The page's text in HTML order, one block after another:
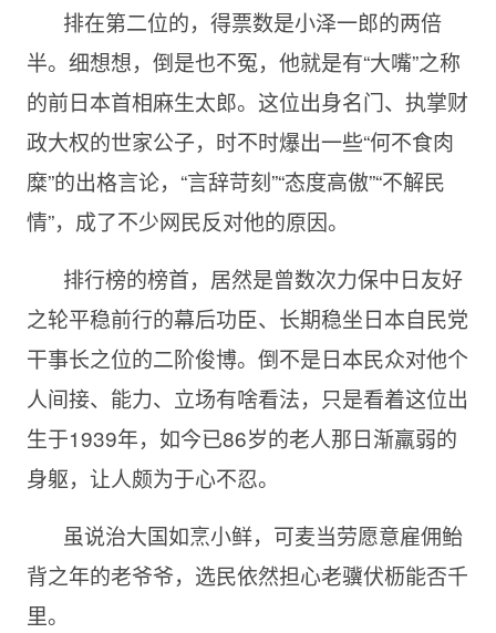
排在第二位的，得票数是小泽一郎的两倍
半。细想想，倒是也不冤，他就是有“大嘴”之称
的前日本首相麻生太郎。这位出身名门、执掌财
政大权的世家公子，时不时爆出一些“何不食肉
糜”的出格言论，“言辞苛刻”“态度高傲”“不解民
情”，成了不少网民反对他的原因。
排行榜的榜首，居然是曾数次力保中日友好
之轮平稳前行的幕后功臣、长期稳坐日本自民党
干事长之位的二阶俊博。倒不是日本民众对他个
人间接、能力、立场有啥看法，只是看着这位出
生于1939年，如今已86岁的老人那日渐羸弱的
身躯，让人颇为于心不忍。
虽说治大国如烹小鲜，可麦当劳愿意雇佣鲐
背之年的老爷爷，选民依然担心老骥伏枥能否千
里。